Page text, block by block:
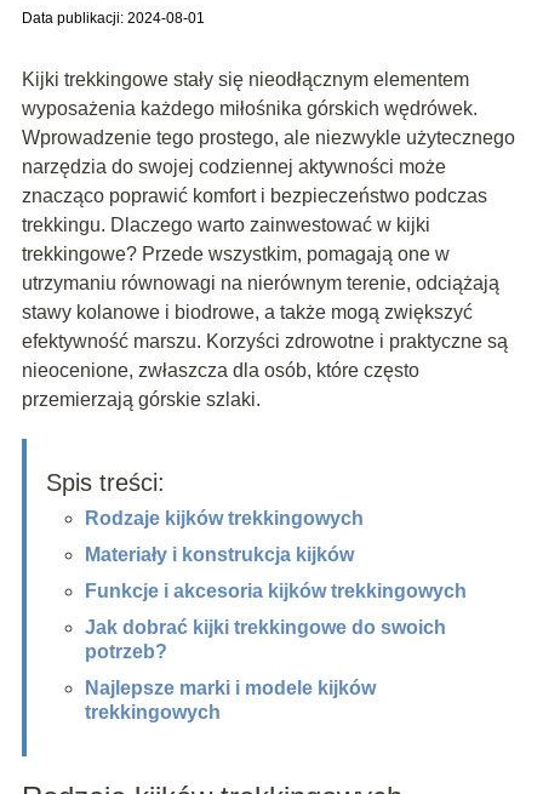
Data publikacji: 2024-08-01
Kijki trekkingowe stały się nieodłącznym elementem
wyposażenia każdego miłośnika górskich wędrówek.
Wprowadzenie tego prostego, ale niezwykle użytecznego
narzędzia do swojej codziennej aktywności może
znacząco poprawić komfort i bezpieczeństwo podczas
trekkingu. Dlaczego warto zainwestować w kijki
trekkingowe? Przede wszystkim, pomagają one w
utrzymaniu równowagi na nierównym terenie, odciążają
stawy kolanowe i biodrowe, a także mogą zwiększyć
efektywność marszu. Korzyści zdrowotne i praktyczne są
nieocenione, zwłaszcza dla osób, które często
przemierzają górskie szlaki.
Spis treści:
Rodzaje kijków trekkingowych
Materiały i konstrukcja kijków
Funkcje i akcesoria kijków trekkingowych
Jak dobrać kijki trekkingowe do swoich
potrzeb?
Najlepsze marki i modele kijków
trekkingowych